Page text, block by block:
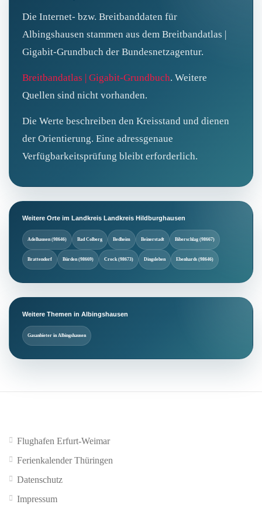
Die Internet‑ bzw. Breitbanddaten für
Albingshausen stammen aus dem Breitbandatlas |
Gigabit-Grundbuch der Bundesnetzagentur.
Breitbandatlas | Gigabit-Grundbuch. Weitere
Quellen sind nicht vorhanden.
Die Werte beschreiben den Kreisstand und dienen
der Orientierung. Eine adressgenaue
Verfügbarkeitsprüfung bleibt erforderlich.
Weitere Orte im Landkreis Landkreis Hildburghausen
Adelhausen (98646) Bad Colberg Bedheim Beinerstadt Biberschlag (98667)
Brattendorf Bürden (98669) Crock (98673) Dingsleben Ebenhards (98646)
Weitere Themen in Albingshausen
Gasanbieter in Albingshausen
Flughafen Erfurt-Weimar
Ferienkalender Thüringen
Datenschutz
Impressum